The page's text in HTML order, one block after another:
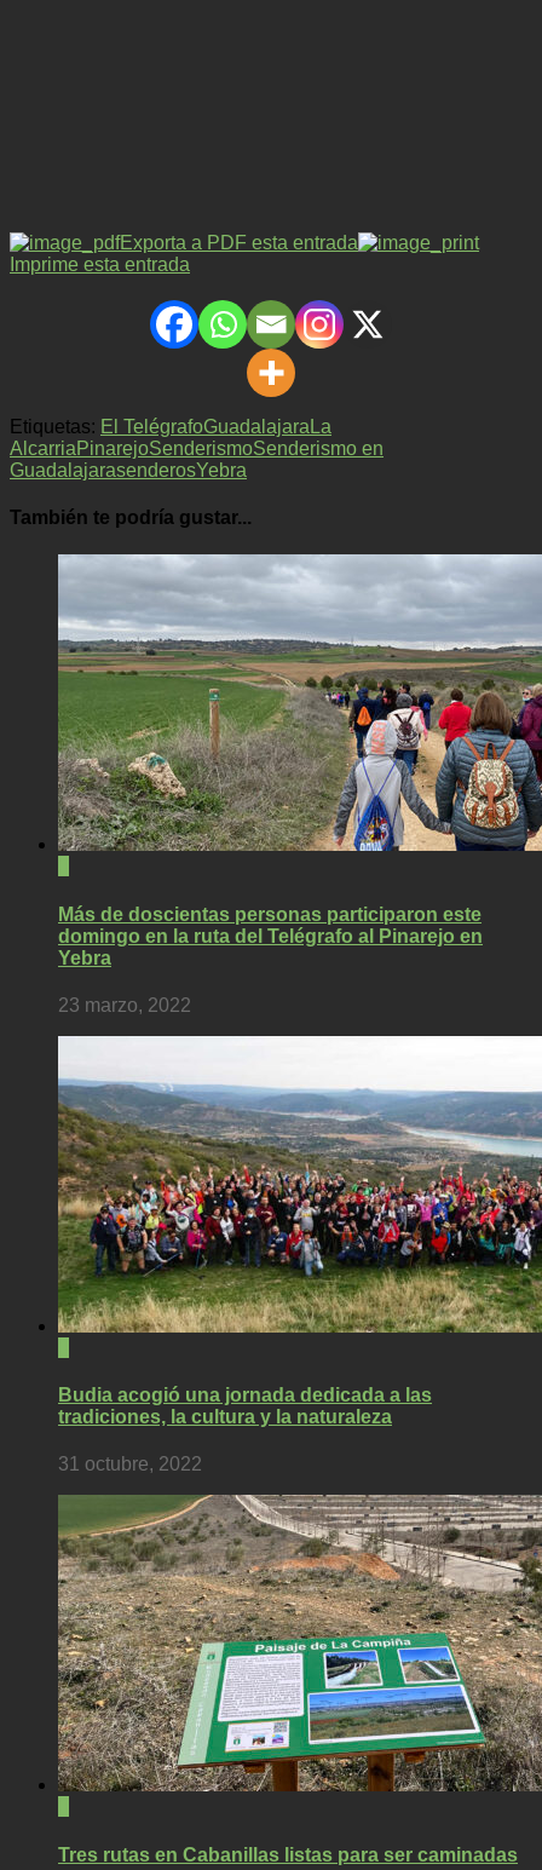
Exporta a PDF esta entrada
Imprime esta entrada
Etiquetas: El TelégrafoGuadalajara La
AlcarriaPinarejoSenderismoSenderismo en
GuadalajarasenderosYebra
También te podría gustar...
Más de doscientas personas participaron este
domingo en la ruta del Telégrafo al Pinarejo en
Yebra
23 marzo, 2022
Budia acogió una jornada dedicada a las
tradiciones, la cultura y la naturaleza
31 octubre, 2022
Tres rutas en Cabanillas listas para ser caminadas